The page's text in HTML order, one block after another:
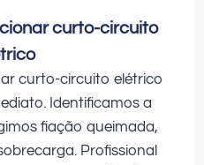
curto-circuito
curto-circuito elétrico
Identificamos a
fiação queimada,
Profissional